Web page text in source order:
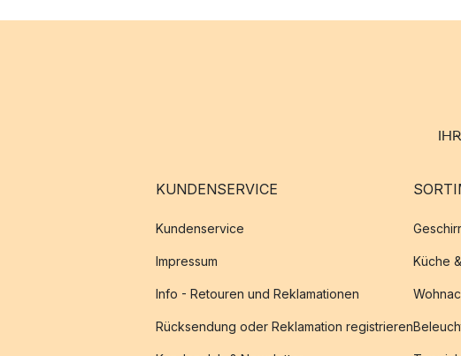
KUNDENSERVICE
Kundenservice
Impressum
Info - Retouren und Reklamationen
Rücksendung oder Reklamation registrieren
Küche